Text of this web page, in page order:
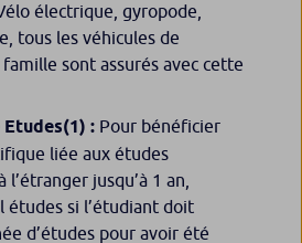
électrique, gyropode,
tous les véhicules de
sont assurés avec cette
(1) : Pour bénéficier
liée aux études
jusqu’à 1 an,
études si l’étudiant doit
d’études pour avoir été